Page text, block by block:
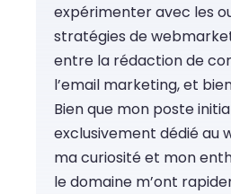
expérimenter avec les
stratégies de
entre la rédaction de
l’email marketing, et
Bien que mon poste
exclusivement dédié au
ma curiosité et mon
le domaine m’ont